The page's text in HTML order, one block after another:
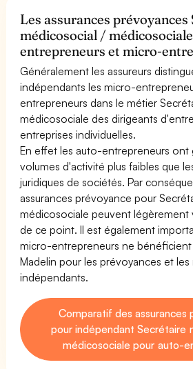
Les assurances prévoyances
médicosocial /
entrepreneurs et micro-
Généralement les assureurs
indépendants les micro-
entrepreneurs dans le métier
médicosociale des dirigeants
entreprises individuelles.
En effet les auto-entrepreneurs ont
volumes d'activité plus faibles que
juridiques de sociétés. Par
assurances prévoyance pour
médicosociale peuvent
de ce point. Il est également
micro-entrepreneurs ne bénéficient
Madelin pour les prévoyances et
indépendants.
Comparatif des assurances
pour indépendant Secrétaire
médicosociale pour auto-